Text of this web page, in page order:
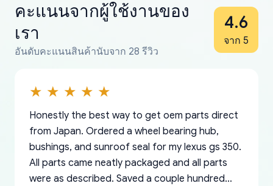
คะแนนจากผู้ใช้งานของ
เรา
อันดับคะแนนสินค้านับจาก 28 รีวิว
4.6
จาก 5
Honestly the best way to get oem parts direct
from Japan. Ordered a wheel bearing hub,
bushings, and sunroof seal for my lexus gs 350.
All parts came neatly packaged and all parts
were as described. Saved a couple hundred